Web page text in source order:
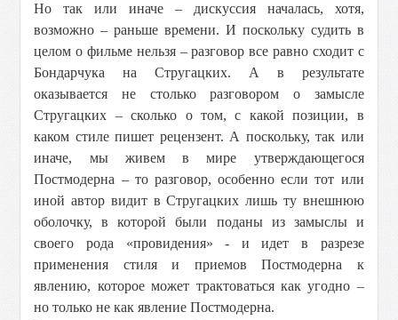
Но так или иначе – дискуссия началась, хотя,
возможно – раньше времени. И поскольку судить в
целом о фильме нельзя – разговор все равно сходит с
Бондарчука на Стругацких. А в результате
оказывается не столько разговором о замысле
Стругацких – сколько о том, с какой позиции, в
каком стиле пишет рецензент. А поскольку, так или
иначе, мы живем в мире утверждающегося
Постмодерна – то разговор, особенно если тот или
иной автор видит в Стругацких лишь ту внешнюю
оболочку, в которой были поданы из замыслы и
своего рода «провидения» - и идет в разрезе
применения стиля и приемов Постмодерна к
явлению, которое может трактоваться как угодно –
но только не как явление Постмодерна.